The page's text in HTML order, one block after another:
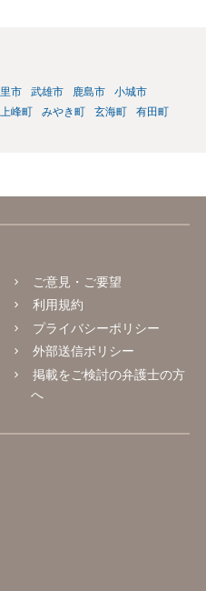
市 武雄市 鹿島市
小城市
上峰町 みやき町 玄海町
有田町
ご意見・ご要望
利用規約
プライバシーポリシー
外部送信ポリシー
掲載をご検討の弁護士の方
へ